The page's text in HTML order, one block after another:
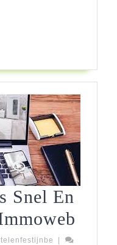
Snel En
|